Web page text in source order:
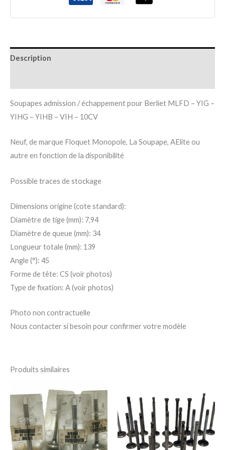
Description
Soupapes admission / échappement pour Berliet MLFD – YIG –
YIHG – YIHB – VIH – 10CV
Neuf, de marque Floquet Monopole, La Soupape, AElite ou
autre en fonction de la disponibilité
Possible traces de stockage
Dimensions origine (cote standard):
Diamètre de tige (mm): 7,94
Diamètre de queue (mm): 34
Longueur totale (mm): 139
Angle (°): 45
Forme de tête: CS (voir photos)
Type de fixation: A (voir photos)
Photo non contractuelle
Nous contacter si besoin pour confirmer votre modèle
Produits similaires
produit
plusieurs
variations.
a